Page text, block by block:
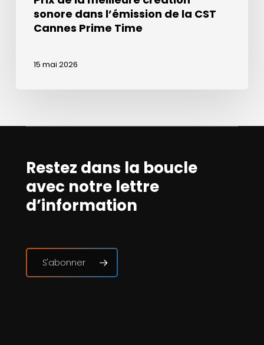
Time
sonore dans l’émission de la CST
Cannes Prime Time
15 mai 2026
Restez dans la boucle
avec notre lettre
d’information
S'abonner